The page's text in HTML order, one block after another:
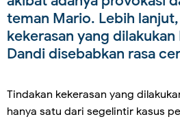
teman Mario. Lebih
kekerasan yang
Dandi disebabkan rasa
Tindakan kekerasan yang
hanya satu dari segelintir kasus